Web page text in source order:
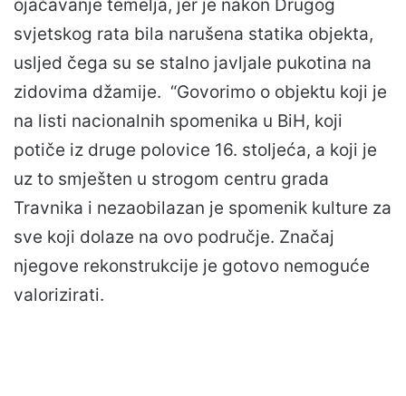
ojačavanje temelja, jer je nakon Drugog
svjetskog rata bila narušena statika objekta,
usljed čega su se stalno javljale pukotina na
zidovima džamije. “Govorimo o objektu koji je
na listi nacionalnih spomenika u BiH, koji
potiče iz druge polovice 16. stoljeća, a koji je
uz to smješten u strogom centru grada
Travnika i nezaobilazan je spomenik kulture za
sve koji dolaze na ovo područje. Značaj
njegove rekonstrukcije je gotovo nemoguće
valorizirati.